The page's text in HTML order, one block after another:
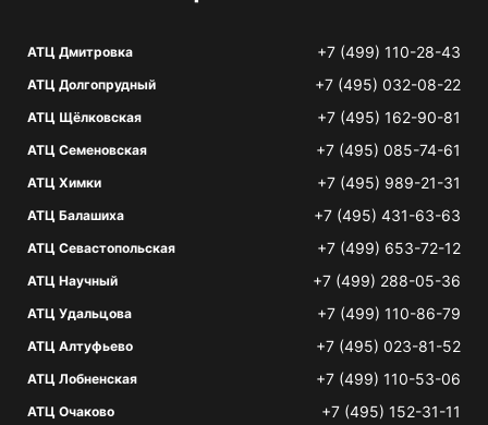
АТЦ Дмитровка +7 (499) 110-28-43
АТЦ Долгопрудный +7 (495) 032-08-22
АТЦ Щёлковская +7 (495) 162-90-81
АТЦ Семеновская +7 (495) 085-74-61
АТЦ Химки +7 (495) 989-21-31
АТЦ Балашиха +7 (495) 431-63-63
АТЦ Севастопольская +7 (499) 653-72-12
АТЦ Научный +7 (499) 288-05-36
АТЦ Удальцова +7 (499) 110-86-79
АТЦ Алтуфьево +7 (495) 023-81-52
АТЦ Лобненская +7 (499) 110-53-06
АТЦ Очаково +7 (495) 152-31-11